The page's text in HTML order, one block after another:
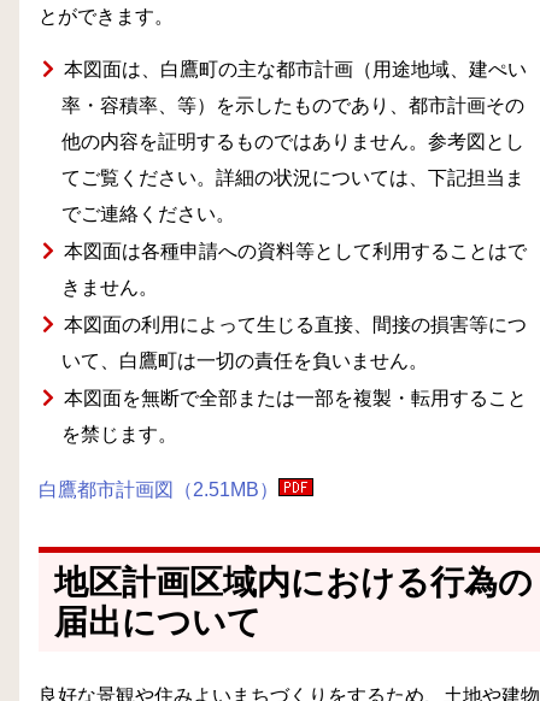
とができます。
本図面は、白鷹町の主な都市計画（用途地域、建ぺい
率・容積率、等）を示したものであり、都市計画その
他の内容を証明するものではありません。参考図とし
てご覧ください。詳細の状況については、下記担当ま
でご連絡ください。
本図面は各種申請への資料等として利用することはで
きません。
本図面の利用によって生じる直接、間接の損害等につ
いて、白鷹町は一切の責任を負いません。
本図面を無断で全部または一部を複製・転用すること
を禁じます。
白鷹都市計画図（2.51MB）
地区計画区域内における行為の
届出について
良好な景観や住みよいまちづくりをするため、土地や建物